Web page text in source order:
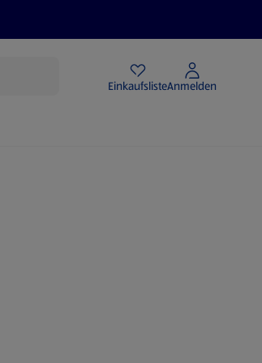
EinkaufslisteAnmelden